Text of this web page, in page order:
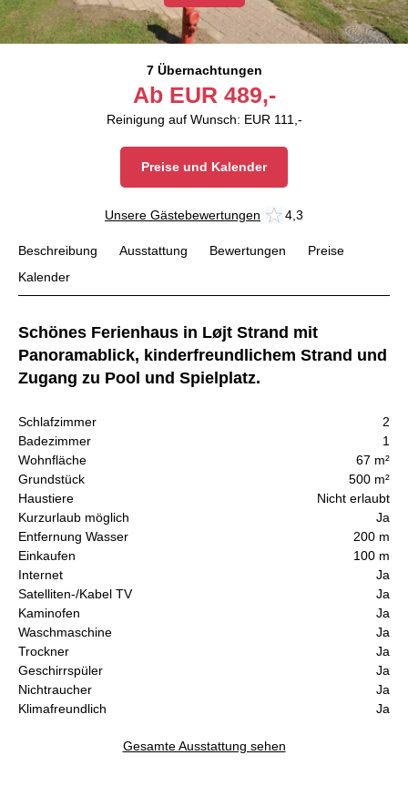
7 Übernachtungen
Ab EUR 489,-
Reinigung auf Wunsch: EUR 111,-
Preise und Kalender
Unsere Gästebewertungen 4,3
Beschreibung Ausstattung Bewertungen
Preise
Kalender
Schönes Ferienhaus in Løjt Strand mit
Panoramablick, kinderfreundlichem Strand und
Zugang zu Pool und Spielplatz.
Schlafzimmer
2
Badezimmer
1
Wohnfläche
67 m²
Grundstück
500 m²
Haustiere
Nicht erlaubt
Kurzurlaub möglich
Ja
Entfernung Wasser
200 m
Einkaufen
100 m
Internet
Ja
Satelliten-/Kabel TV
Ja
Kaminofen
Ja
Waschmaschine
Ja
Trockner
Ja
Geschirrspüler
Ja
Nichtraucher
Ja
Klimafreundlich
Ja
Gesamte Ausstattung sehen